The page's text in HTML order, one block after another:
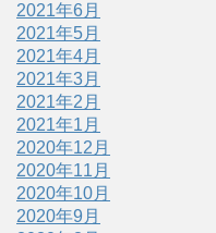
2021年6月
2021年5月
2021年4月
2021年3月
2021年2月
2021年1月
2020年12月
2020年11月
2020年10月
2020年9月